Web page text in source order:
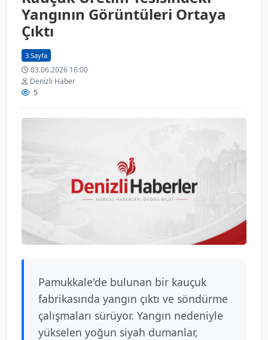
Yangının Görüntüleri Ortaya
Çıktı
3.Sayfa
03.06.2026 16:00
Denizli Haber
5
Pamukkale'de bulunan bir kauçuk
fabrikasında yangın çıktı ve söndürme
çalışmaları sürüyor. Yangın nedeniyle
yükselen yoğun siyah dumanlar,